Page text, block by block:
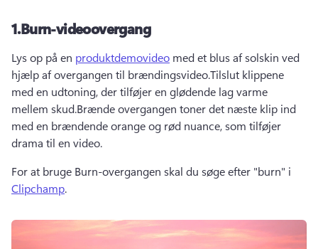
1.Burn-videoovergang
Lys op på en produktdemovideo med et blus af solskin ved
hjælp af overgangen til brændingsvideo.Tilslut klippene
med en udtoning, der tilføjer en glødende lag varme
mellem skud.Brænde overgangen toner det næste klip ind
med en brændende orange og rød nuance, som tilføjer
drama til en video.
For at bruge Burn-overgangen skal du søge efter "burn" i
Clipchamp.